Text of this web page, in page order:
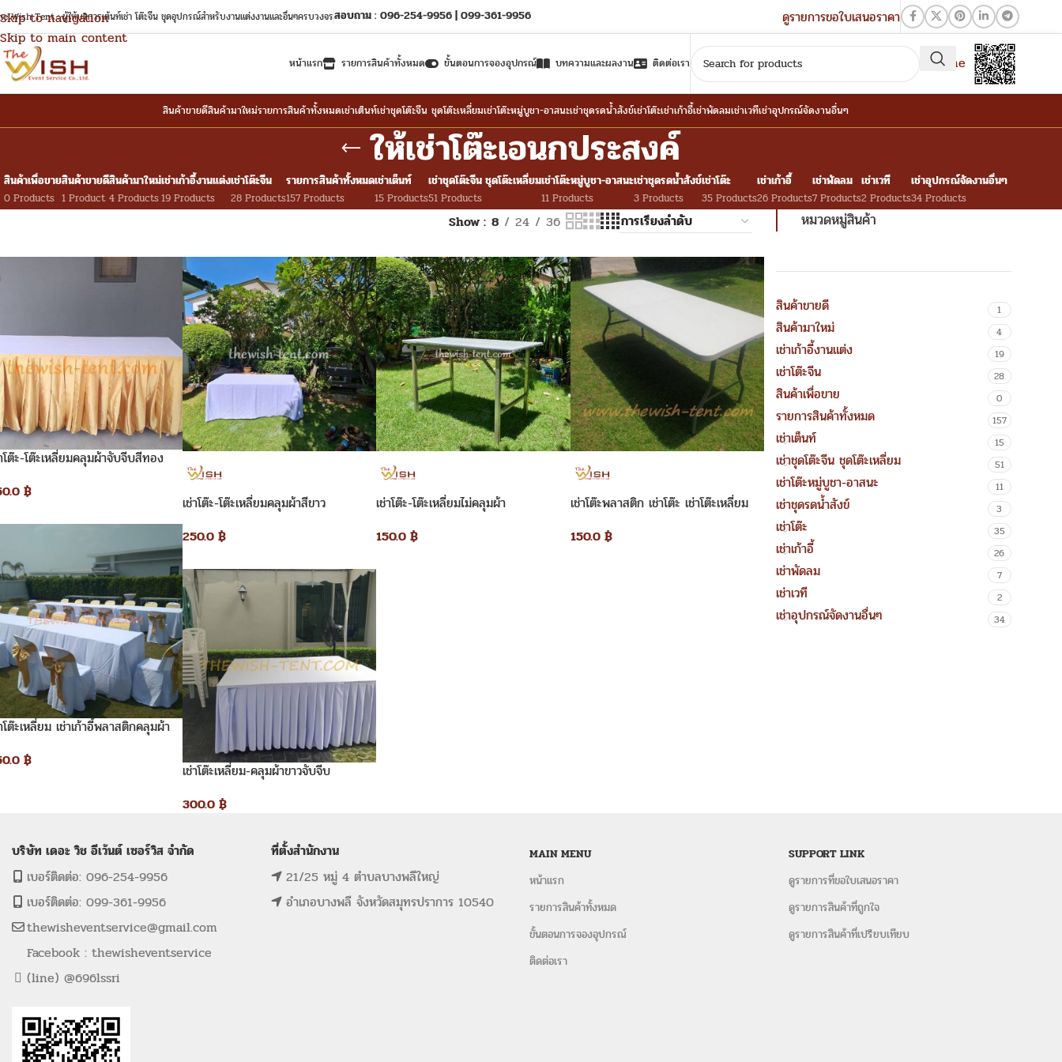
Skip to navigation
Skip to main content
Wish Tent : ผู้ให้บริการเต้นท์เช่า โต๊ะจีน ชุดอุปกรณ์สำหรับงานแต่งงานและอื่นๆครบวงจรสอบถาม : 096-254-9956 | 099-361-9956 ดูรายการขอใบเสนอราคา
หน้าแรก รายการสินค้าทั้งหมด ขั้นตอนการจองอุปกรณ์ บทความและผลงาน ติดต่อเรา QR-Line
สินค้าขายดีสินค้ามาใหม่รายการสินค้าทั้งหมดเช่าเต็นท์เช่าชุดโต๊ะจีน ชุดโต๊ะเหลี่ยมเช่าโต๊ะหมู่บูชา-อาสนะเช่าชุดรดน้ำสังข์เช่าโต๊ะเช่าเก้าอี้เช่าพัดลมเช่าเวทีเช่าอุปกรณ์จัดงานอื่นๆ
ให้เช่าโต๊ะเอนกประสงค์
สินค้าเพื่อขาย
0 Products
สินค้าขายดี
1 Product
สินค้ามาใหม่
4 Products
เช่าเก้าอี้งานแต่ง
19 Products
เช่าโต๊ะจีน
28 Products
รายการสินค้าทั้งหมด
157 Products
เช่าเต็นท์
15 Products
เช่าชุดโต๊ะจีน ชุดโต๊ะเหลี่ยม
51 Products
เช่าโต๊ะหมู่บูชา-อาสนะ
11 Products
เช่าชุดรดน้ำสังข์
3 Products
เช่าโต๊ะ
35 Products
เช่าเก้าอี้
26 Products
เช่าพัดลม
7 Products
เช่าเวที
2 Products
เช่าอุปกรณ์จัดงานอื่นๆ
34 Products
Show 8 24 36
โต๊ะ-โต๊ะเหลี่ยมคลุมผ้าจับจีบสีทอง
฿
เช่าโต๊ะ-โต๊ะเหลี่ยมคลุมผ้าสีขาว
250.0 ฿
เช่าโต๊ะ-โต๊ะเหลี่ยมไม่คลุมผ้า
150.0฿
เช่าโต๊ะพลาสติก เช่าโต๊ะ เช่าโต๊ะเหลี่ยม
150.0 ฿
โต๊ะเหลี่ยม เช่าเก้าอี้พลาสติกคลุมผ้า
฿
เช่าโต๊ะเหลี่ยม-คลุมผ้าขาวจับจีบ
300.0 ฿
หมวดหมู่สินค้า
สินค้าขายดี 1
สินค้ามาใหม่ 4
เช่าเก้าอี้งานแต่ง 19
เช่าโต๊ะจีน 28
สินค้าเพื่อขาย 0
รายการสินค้าทั้งหมด 157
เช่าเต็นท์ 15
เช่าชุดโต๊ะจีน ชุดโต๊ะเหลี่ยม 51
เช่าโต๊ะหมู่บูชา-อาสนะ 11
เช่าชุดรดน้ำสังข์ 3
เช่าโต๊ะ 35
เช่าเก้าอี้ 26
เช่าพัดลม 7
เช่าเวที 2
เช่าอุปกรณ์จัดงานอื่นๆ 34
บริษัท เดอะ วิช อีเว้นต์ เซอร์วิส จำกัด
เบอร์ติดต่อ: 096-254-9956
เบอร์ติดต่อ: 099-361-9956
thewisheventservice@gmail.com
Facebook : thewisheventservice
(line) @696lssri
ที่ตั้งสำนักงาน
21/25 หมู่ 4 ตำบลบางพลีใหญ่
อำเภอบางพลี จังหวัดสมุทรปราการ 10540
MAIN MENU
หน้าแรก
รายการสินค้าทั้งหมด
ขั้นตอนการจองอุปกรณ์
ติดต่อเรา
SUPPORT LINK
ดูรายการที่ขอใบเสนอราคา
ดูรายการสินค้าที่ถูกใจ
ดูรายการสินค้าที่เปรียบเทียบ